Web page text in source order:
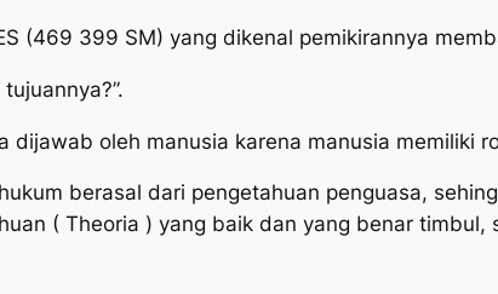
(469 399 SM) yang dikenal pemikirannya
dijawab oleh manusia karena manusia memiliki
berasal dari pengetahuan penguasa,
( Theoria ) yang baik dan yang benar